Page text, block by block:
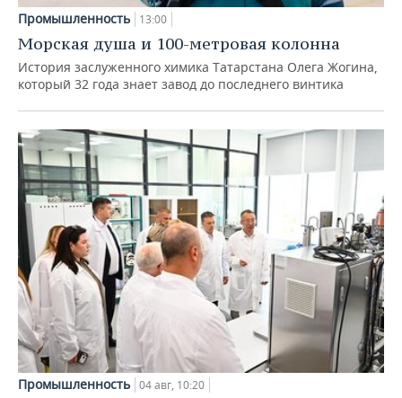
Промышленность 13:00
Морская душа и 100-метровая колонна
История заслуженного химика Татарстана Олега Жогина,
который 32 года знает завод до последнего винтика
Промышленность 04 авг, 10:20